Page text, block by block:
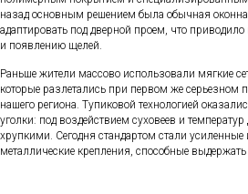
назад основным решением была обычная
адаптировать под дверной проем, что
и появлению щелей.
Раньше жители массово использовали мягкие
которые разлетались при первом же серьезном
нашего региона. Тупиковой технологией
уголки: под воздействием суховеев и температур
хрупкими. Сегодня стандартом стали
металлические крепления, способные